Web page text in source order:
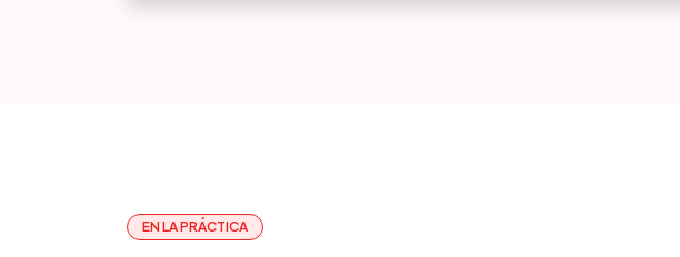
EN LA PRÁCTICA